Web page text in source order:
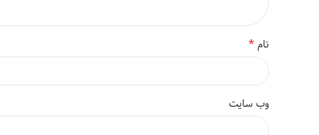
نام*
وب‌ سایت